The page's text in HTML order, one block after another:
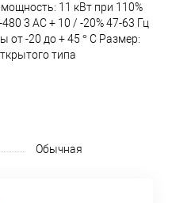
11 кВт при 110%
3 AC + 10 / -20% 47-63 Гц
-20 до + 45 ° C Размер:
типа
Обычная